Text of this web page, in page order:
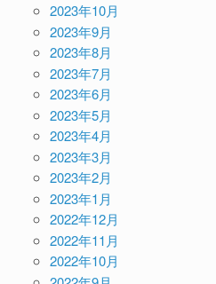
2023年10月
2023年9月
2023年8月
2023年7月
2023年6月
2023年5月
2023年4月
2023年3月
2023年2月
2023年1月
2022年12月
2022年11月
2022年10月